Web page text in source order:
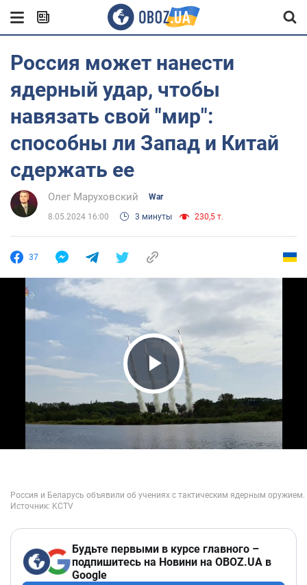
Россия может нанести
ядерный удар, чтобы
навязать свой "мир":
способны ли Запад и Китай
сдержать ее
Олег Маруховский War
8.05.2024 16:00 3 минуты 230,5 т.
37
Play Video
Будьте первыми в курсе главного –
подпишитесь на Новини на OBOZ.UA в
Google